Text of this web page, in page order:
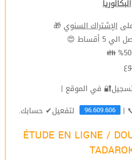
البكالوريا
الإشتراك السنوي 🎁
5 أقساط 😍
|
96.609.606 لتفعيل✔ حسابك.
ÉTUDE EN LIGNE /